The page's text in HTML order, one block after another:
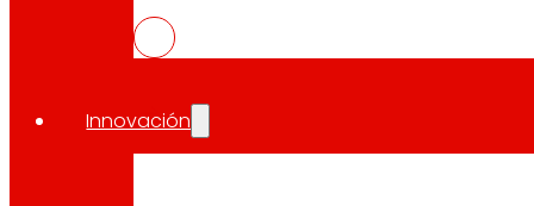
Innovación